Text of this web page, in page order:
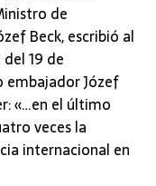
de
Beck, escribió al
19 de
embajador Józef
«…en el último
veces la
internacional en